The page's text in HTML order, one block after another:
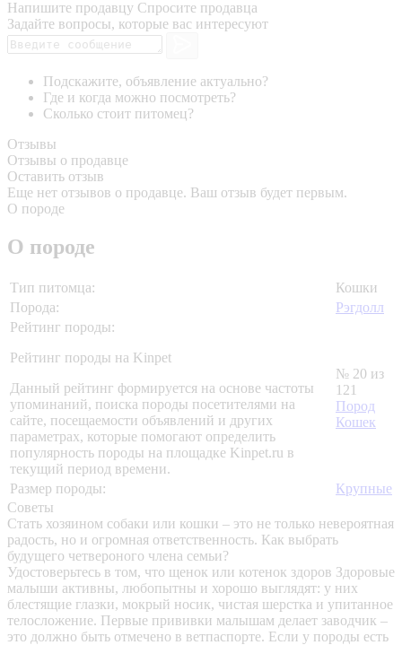
Напишите продавцу Спросите продавца
Задайте вопросы, которые вас интересуют
Подскажите, объявление актуально?
Где и когда можно посмотреть?
Сколько стоит питомец?
Отзывы
Отзывы о продавце
Оставить отзыв
Еще нет отзывов о продавце. Ваш отзыв будет первым.
О породе
О породе
Тип питомца:
Кошки
Порода:
Рэгдолл
Рейтинг породы:
Рейтинг породы на Kinpet
Данный рейтинг формируется на основе частоты
упоминаний, поиска породы посетителями на
сайте, посещаемости объявлений и других
параметрах, которые помогают определить
популярность породы на площадке Kinpet.ru в
текущий период времени.
№ 20 из
121
Пород
Кошек
Размер породы:
Крупные
Советы
Стать хозяином собаки или кошки – это не только невероятная
радость, но и огромная ответственность. Как выбрать
будущего четвероного члена семьи?
Удостоверьтесь в том, что щенок или котенок здоров Здоровые
малыши активны, любопытны и хорошо выглядят: у них
блестящие глазки, мокрый носик, чистая шерстка и упитанное
телосложение. Первые прививки малышам делает заводчик –
это должно быть отмечено в ветпаспорте. Если у породы есть